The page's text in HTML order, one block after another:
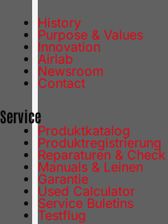
History
Purpose & Values
Innovation
Airlab
Newsroom
Contact
Service
Produktkatalog
Produktregistrierung
Reparaturen & Check
Manuals & Leinen
Garantie
Used Calculator
Service Buletins
Testflug